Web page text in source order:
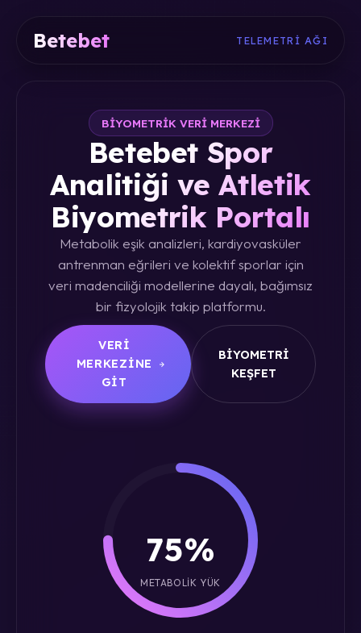
Betebet TELEMETRI AĞI
BIYOMETRIK VERI MERKEZI
Betebet Spor
Analitiği ve Atletik
Biyometrik Portalı
Metabolik eşik analizleri, kardiyovasküler
antrenman eğrileri ve kolektif sporlar için
veri madenciliği modellerine dayalı, bağımsız
bir fizyolojik takip platformu.
VERI
MERKEZINE
GIT
BIYOMETRI
KEŞFET
75%
METABOLIK YÜK